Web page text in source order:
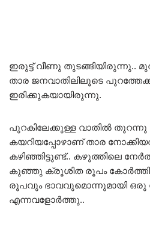
ഇരുട്ട് വീണു തുടങ്ങിയിരുന്നു.. മുത്തു
താര ജനവാതിലിലൂടെ
ഇരിക്കുകയായിരുന്നു.
പുറകിലേക്കുള്ള വാതിൽ
കയറിയപ്പോഴാണ് താര
കഴിഞ്ഞിട്ടുണ്ട്.. കഴുത്തിലെ
കുഞ്ഞു ക്രൂശിത രൂപം
രൂപവും ഭാവവുമൊന്നുമായി ഒരു
എന്നവളോർത്തു..